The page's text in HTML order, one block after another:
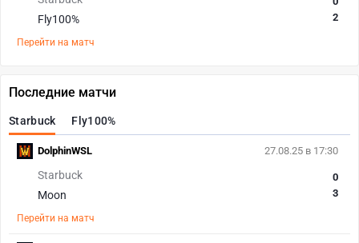
Fly100%
2
Перейти на матч
Последние матчи
Starbuck Fly100%
27.08.25 в 17:30
Starbuck
Moon
0
3
Перейти на матч
DolphinWSL